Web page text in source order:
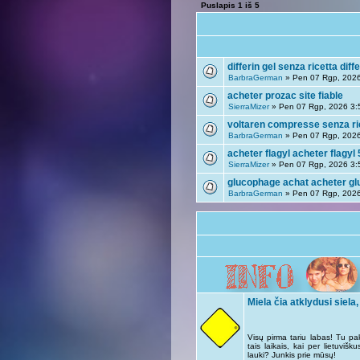
Puslapis 1 iš 5
differin gel senza ricetta
BarbraGerman » Pen 07 Rgp,
acheter prozac site fiable
SierraMizer» Pen 07 Rgp, 2026
voltaren compresse senza
BarbraGerman » Pen 07 Rgp,
acheter flagyl acheter flagyl
SierraMizer» Pen 07 Rgp, 2026
glucophage achat acheter
BarbraGerman » Pen 07 Rgp,
Miela čia atklydusi siela,
Visų pirma tariu labas! Tu
tais laikais, kai per
lauki? Junkis prie mūsų!